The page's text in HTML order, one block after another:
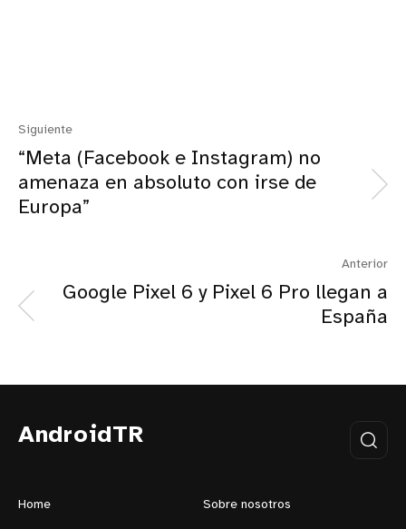
Siguiente
“Meta (Facebook e Instagram) no
amenaza en absoluto con irse de
Europa”
Anterior
Google Pixel 6 y Pixel 6 Pro llegan a
España
AndroidTR
Home Sobre nosotros